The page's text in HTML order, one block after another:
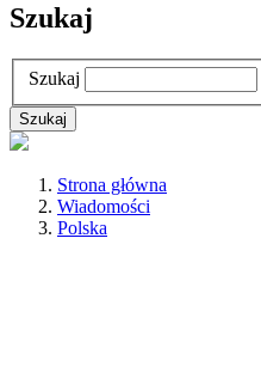
Szukaj
Szukaj
Strona główna
Wiadomości
Polska